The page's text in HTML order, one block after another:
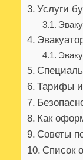
Услуги
Тарифы и
Как
Советы
Список